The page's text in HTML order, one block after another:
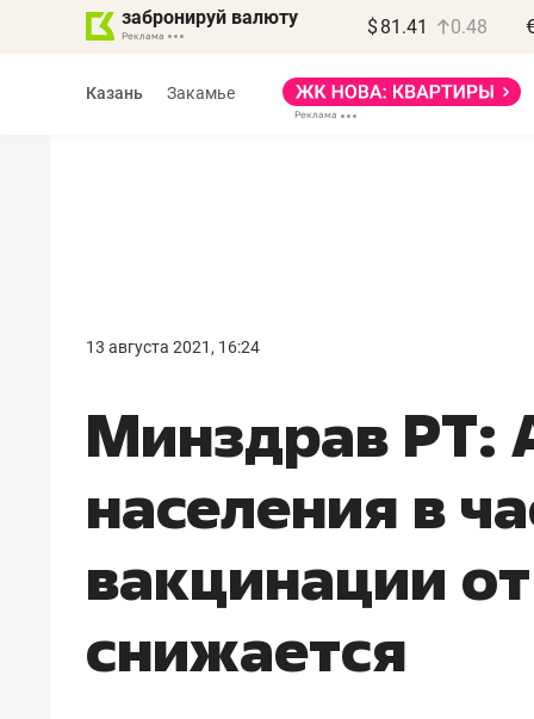
забронируй валюту $ 81.41 0.48
Казань Закамье
13 августа 2021, 16:24
Минздрав РТ:
населения в
вакцинации
снижается
правил, бизнес может
потерять минимум
Как бизнесу выйти на зарубежные
рынки, почему надо знать
чем интересен Оман?